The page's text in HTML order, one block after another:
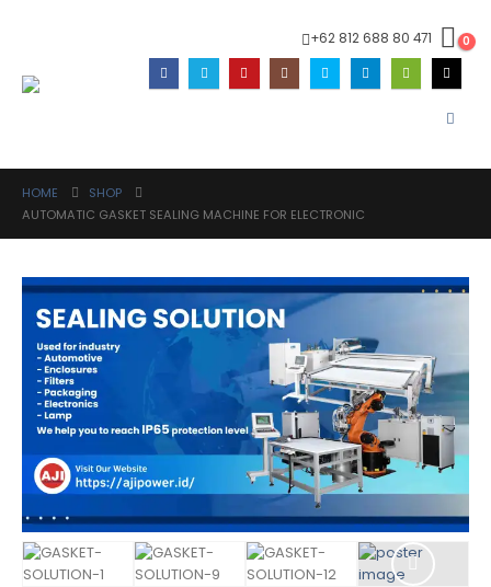
+62 812 688 80 471 0
HOME
SHOP
AUTOMATIC GASKET SEALING MACHINE FOR ELECTRONIC